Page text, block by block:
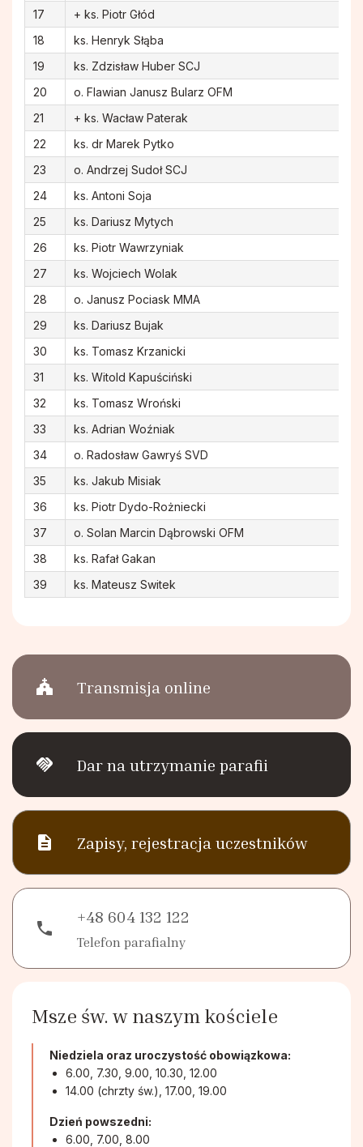
church Transmisja online
handshake Dar na utrzymanie parafii
description Zapisy, rejestracja uczestników
phone
+48 604 132 122
Telefon parafialny
Msze św. w naszym kościele
Niedziela oraz uroczystość obowiązkowa:
6.00, 7.30, 9.00, 10.30, 12.00
14.00 (chrzty św.), 17.00, 19.00
Dzień powszedni:
6.00, 7.00, 8.00
17
+ ks. Piotr Głód
18
ks. Henryk Słąba
19
ks. Zdzisław Huber SCJ
20
o. Flawian Janusz Bularz OFM
21
+ ks. Wacław Paterak
22
ks. dr Marek Pytko
23
o. Andrzej Sudoł SCJ
24
ks. Antoni Soja
25
ks. Dariusz Mytych
26
ks. Piotr Wawrzyniak
27
ks. Wojciech Wolak
28
o. Janusz Pociask MMA
29
ks. Dariusz Bujak
30
ks. Tomasz Krzanicki
31
ks. Witold Kapuściński
32
ks. Tomasz Wroński
33
ks. Adrian Woźniak
34
o. Radosław Gawryś SVD
35
ks. Jakub Misiak
36
ks. Piotr Dydo-Rożniecki
37
o. Solan Marcin Dąbrowski OFM
38
ks. Rafał Gakan
39
ks. Mateusz Switek